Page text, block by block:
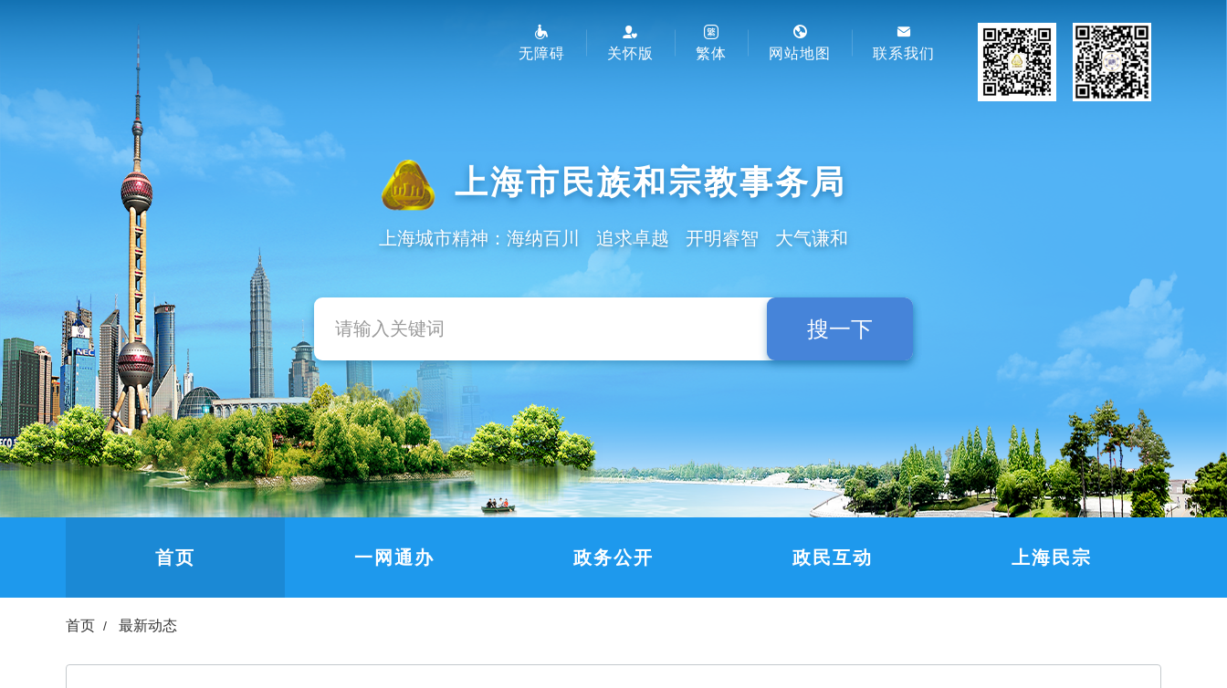
站
导
区
域
无障碍 关怀版 繁体 网站地图 联系我们
上海市民族和宗教事务局
上海城市精神：海纳百川 追求卓越 开明睿智 大气谦和
搜一下
首页 一网通办 政务公开 政民互动 上海民宗
首页 最新动态